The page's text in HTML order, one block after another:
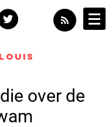
die over de